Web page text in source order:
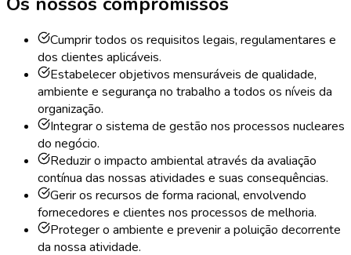
Cumprir todos os requisitos legais, regulamentares e
dos clientes aplicáveis.
Estabelecer objetivos mensuráveis de qualidade,
ambiente e segurança no trabalho a todos os níveis da
organização.
Integrar o sistema de gestão nos processos nucleares
do negócio.
Reduzir o impacto ambiental através da avaliação
contínua das nossas atividades e suas consequências.
Gerir os recursos de forma racional, envolvendo
fornecedores e clientes nos processos de melhoria.
Proteger o ambiente e prevenir a poluição decorrente
da nossa atividade.